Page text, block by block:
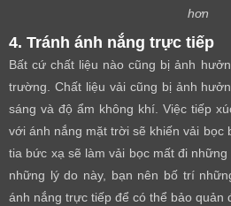
hơn
4. Tránh ánh nắng trực tiếp
Bất cứ chất liệu nào cũng bị ảnh
trường. Chất liệu vải cũng bị ảnh
sáng và độ ẩm không khí. Việc tiếp
với ánh nắng mặt trời sẽ khiến vải bọc
tia bức xạ sẽ làm vải bọc mất đi
những lý do này, bạn nên bố trí
ánh nắng trực tiếp để có thể bảo quản